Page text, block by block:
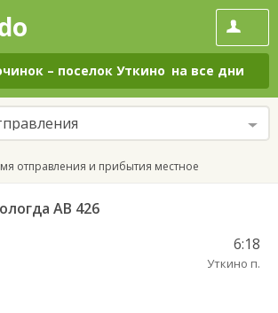
– поселок Уткино на все дни
отправления и прибытия местное
АВ 426
6:18
Уткино п.